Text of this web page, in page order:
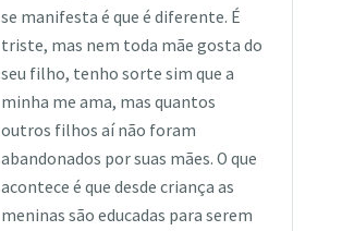
se manifesta é que é diferente. É
triste, mas nem toda mãe gosta do
seu filho, tenho sorte sim que a
minha me ama, mas quantos
outros filhos aí não foram
abandonados por suas mães. O que
acontece é que desde criança as
meninas são educadas para serem